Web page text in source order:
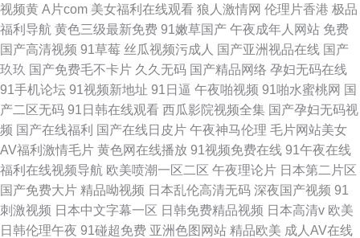
视频黄 A片com 美女福利在线观看 狼人激情网 伦理片香港 极品
福利导航 黄色三级最新免费 91嫩草国产 午夜成年人网站 免费
国产高清视频 91草莓 丝瓜视频污成人 国产亚洲视品在线 国产
玖玖 国产免费毛不卡片 久久无码 国产精品网络 孕妇无码在线
91手机论坛 91视频新地址 91日逼 午夜啪视频 91啪水蜜桃网 国
产二区无码 91日韩在线观看 西瓜影院视频全集 国产孕妇无码视
频 国产在线福利 国产在线日皮片 午夜神马伦理 毛片网站美女
AV福利激情毛片 黄色网在线播放 91视频免费在线 91午夜在线
福利在线视频导航 欧美喷潮一区二区 午夜理论片 日本第二片区
国产免费大片 精品呦视频 日本乱伦高清无码 深夜国产视频 91
刺激视频 日本中文字幕一区 日韩免费精品视频 日本高清v 欧美
日韩伦理午夜 91碰超免费 亚洲色图网站 精品欧美 成人AV在线